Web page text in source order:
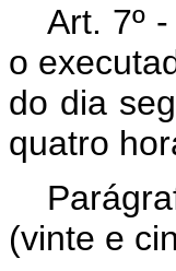
Art. 7º
o
do dia
quatro
(vinte e